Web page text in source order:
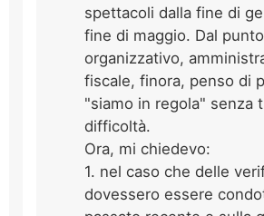
spettacoli dalla fine di
fine di maggio. Dal
organizzativo,
fiscale, finora, penso di
"siamo in regola" senza
difficoltà.
Ora, mi chiedevo:
1. nel caso che delle
dovessero essere